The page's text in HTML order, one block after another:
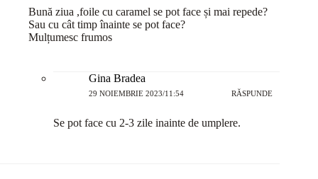
Bună ziua ,foile cu caramel se pot face și mai repede?
Sau cu cât timp înainte se pot face?
Mulțumesc frumos
Gina Bradea
29 NOIEMBRIE 2023/11:54 RĂSPUNDE
Se pot face cu 2-3 zile inainte de umplere.